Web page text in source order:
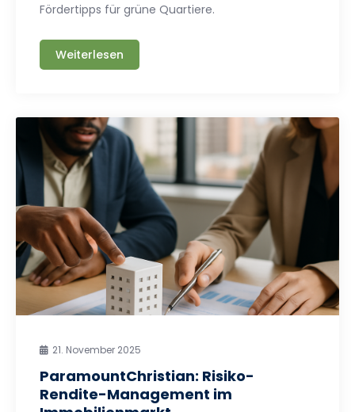
Fördertipps für grüne Quartiere.
Weiterlesen
21. November 2025
ParamountChristian: Risiko-
Rendite-Management im